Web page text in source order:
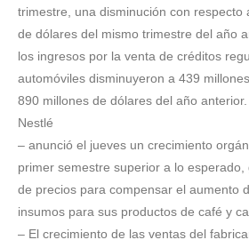
trimestre, una disminución con respecto
de dólares del mismo trimestre del año
los ingresos por la venta de créditos
automóviles disminuyeron a 439
890 millones de dólares del año anterior.
Nestlé
– anunció el jueves un crecimiento
primer semestre superior a lo
de precios para compensar el aumento
insumos para sus productos de café y
– El crecimiento de las ventas del